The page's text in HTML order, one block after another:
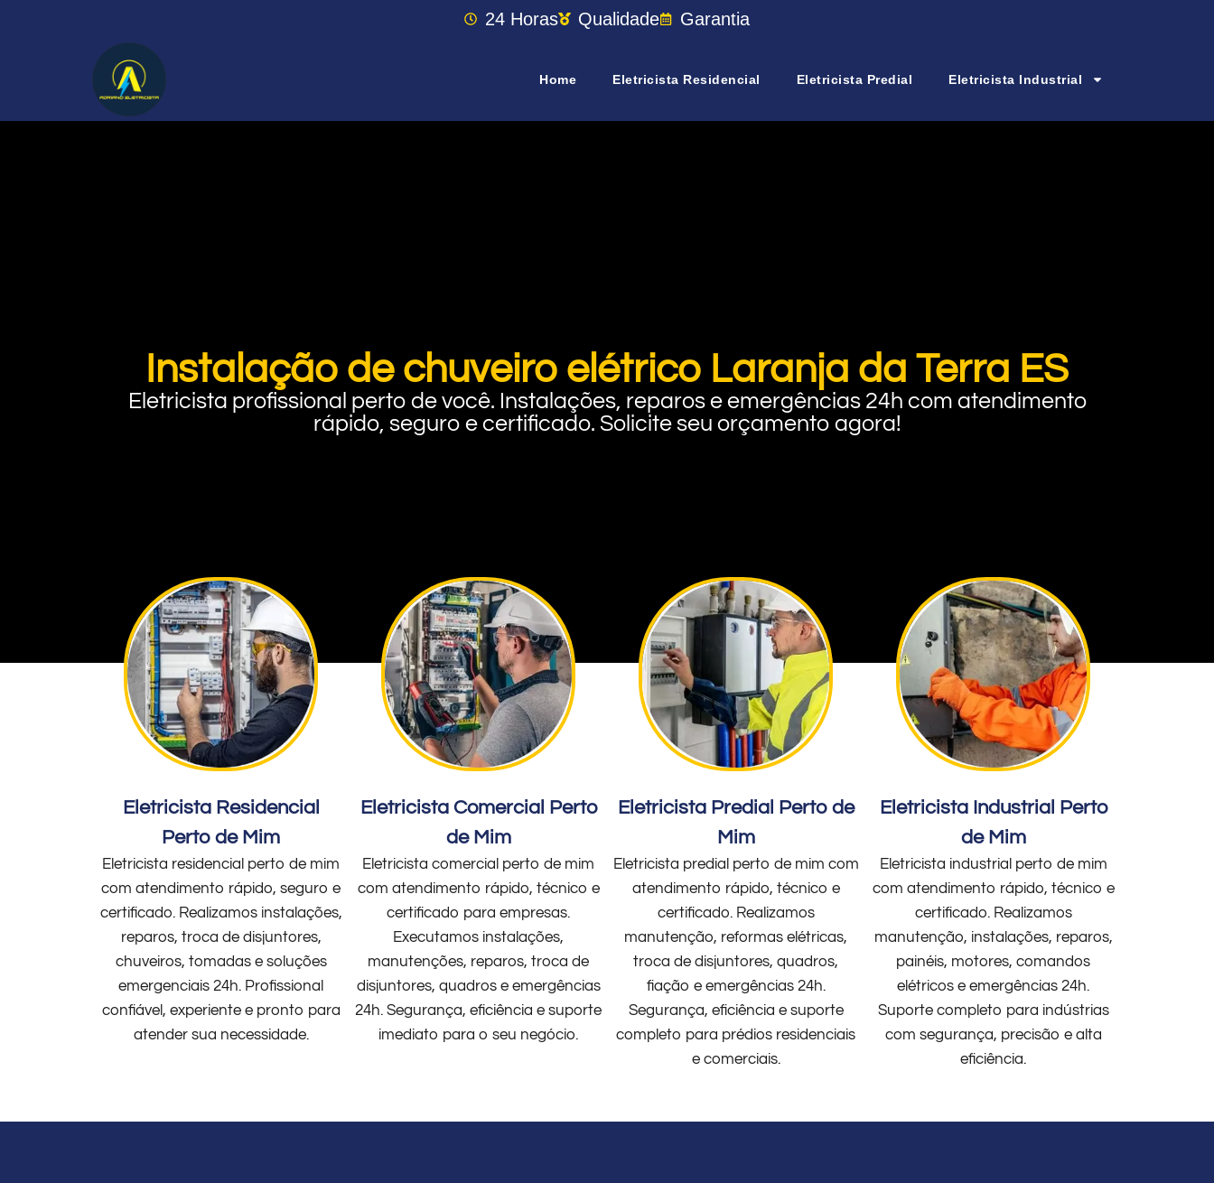
24 Horas Qualidade Garantia
Home Eletricista Residencial Eletricista Predial Eletricista Industrial
Instalação de chuveiro elétrico Laranja da Terra ES
Eletricista profissional perto de você. Instalações, reparos e emergências 24h com atendimento
rápido, seguro e certificado. Solicite seu orçamento agora!
Eletricista Residencial
Perto de Mim
Eletricista residencial perto de mim
com atendimento rápido, seguro e
certificado. Realizamos instalações,
reparos, troca de disjuntores,
chuveiros, tomadas e soluções
emergenciais 24h. Profissional
confiável, experiente e pronto para
atender sua necessidade.
Eletricista Comercial Perto
de Mim
Eletricista comercial perto de mim
com atendimento rápido, técnico e
certificado para empresas.
Executamos instalações,
manutenções, reparos, troca de
disjuntores, quadros e emergências
24h. Segurança, eficiência e suporte
imediato para o seu negócio.
Eletricista Predial Perto de
Mim
Eletricista predial perto de mim com
atendimento rápido, técnico e
certificado. Realizamos
manutenção, reformas elétricas,
troca de disjuntores, quadros,
fiação e emergências 24h.
Segurança, eficiência e suporte
completo para prédios residenciais
e comerciais.
Eletricista Industrial Perto
de Mim
Eletricista industrial perto de mim
com atendimento rápido, técnico e
certificado. Realizamos
manutenção, instalações, reparos,
painéis, motores, comandos
elétricos e emergências 24h.
Suporte completo para indústrias
com segurança, precisão e alta
eficiência.